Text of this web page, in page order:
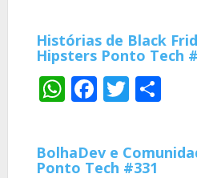
Histórias de Black
Hipsters Ponto Tech
WhatsApp
Facebook
Twitter
BolhaDev e
Ponto Tech #331